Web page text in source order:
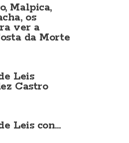
Malpica,
os
ver a
da Morte
Leis
Castro
Leis con...